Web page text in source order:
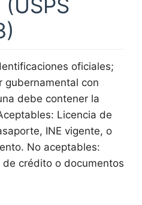
(USPS
oficiales;
gubernamental con
debe contener la
Licencia de
INE vigente, o
No aceptables:
crédito o documentos